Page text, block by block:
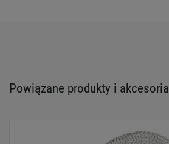
Powiązane produkty i akcesoria